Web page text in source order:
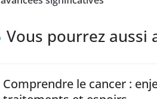
Vous pourrez aussi
Comprendre le cancer :